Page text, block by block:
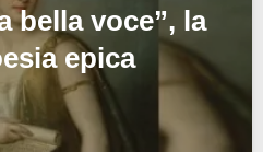
bella voce”, la
epica